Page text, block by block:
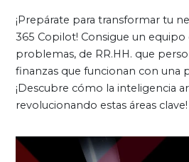
¡Prepárate para transformar tu
365 Copilot! Consigue un
problemas, de RR.HH. que
finanzas que funcionan con una
¡Descubre cómo la inteligencia
revolucionando estas áreas clave!